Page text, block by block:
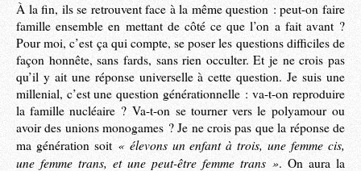
À la fin, ils se retrouvent face à la même question : peut-on faire
famille ensemble en mettant de côté ce que l’on a fait avant ?
Pour moi, c’est ça qui compte, se poser les questions difficiles de
façon honnête, sans fards, sans rien occulter. Et je ne crois pas
qu’il y ait une réponse universelle à cette question. Je suis une
millenial, c’est une question générationnelle : va-t-on reproduire
la famille nucléaire ? Va-t-on se tourner vers le polyamour ou
avoir des unions monogames ? Je ne crois pas que la réponse de
ma génération soit « élevons un enfant à trois, une femme cis,
une femme trans, et une peut-être femme trans ». On aura la